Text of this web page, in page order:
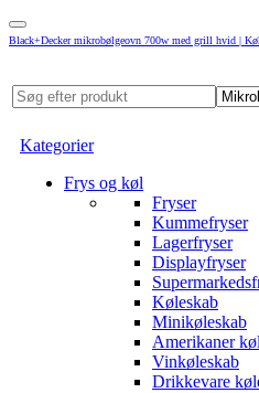
Black+Decker mikrobølgeovn 700w med grill hvid |
Kategorier
Frys og køl
Fryser
Kummefryser
Lagerfryser
Displayfryser
Køleskab
Minikøleskab
Amerikaner
Vinkøleskab
Drikkevare